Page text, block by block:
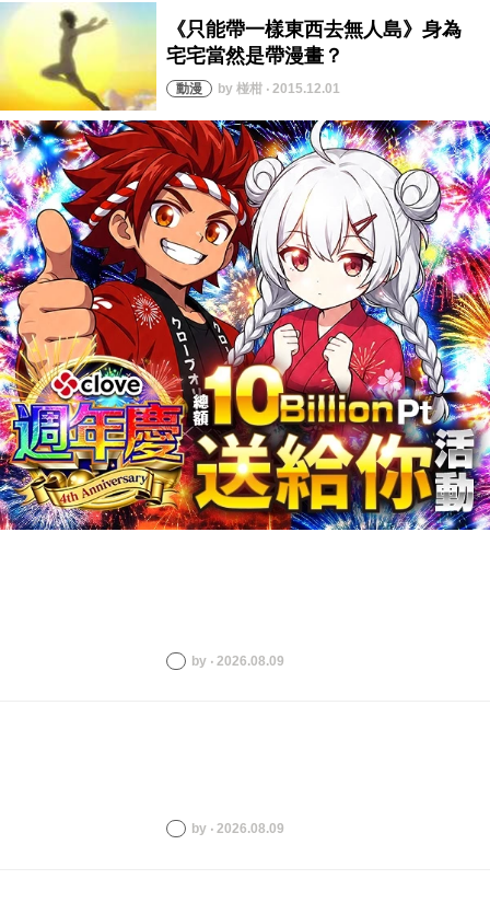
by 椪柑 ‧ 2015.12.01
by ‧ 2026.08.09
by ‧ 2026.08.09